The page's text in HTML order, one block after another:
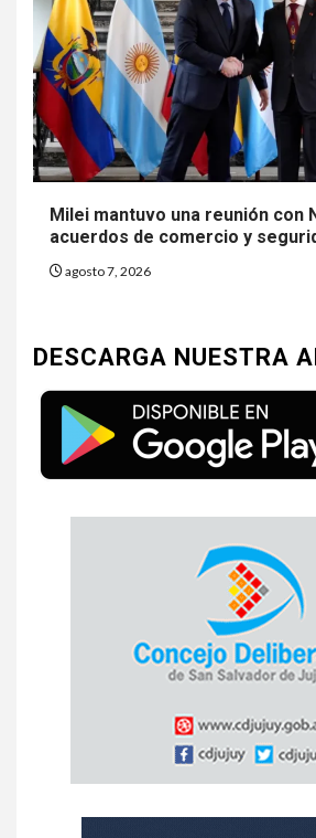
Milei mantuvo una reunión con
acuerdos de comercio y
agosto 7, 2026
DESCARGA NUESTRA